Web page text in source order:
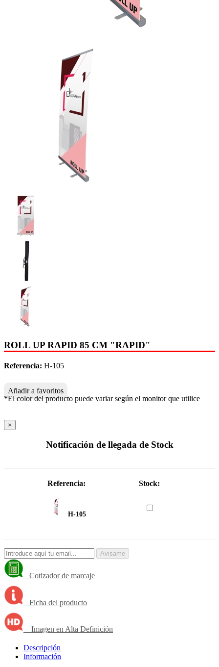
ROLL UP RAPID 85 CM "RAPID"
Referencia: H-105
Añadir a favoritos
*El color del producto puede variar según el monitor que utilice
×
Notificación de llegada de Stock
Referencia: Stock:
H-105
Avisame
Cotizador de marcaje
Ficha del producto
Imagen en Alta Definición
Descripción
Información